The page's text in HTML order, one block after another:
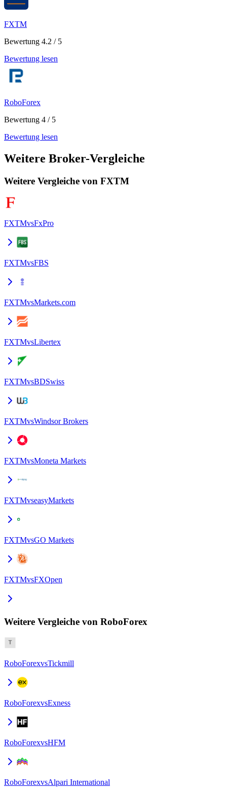
FXTM
Bewertung 4.2 / 5
Bewertung lesen
RoboForex
Bewertung 4 / 5
Bewertung lesen
Weitere Broker-Vergleiche
Weitere Vergleiche von FXTM
FXTMvsFxPro
FXTMvsFBS
FXTMvsMarkets.com
FXTMvsLibertex
FXTMvsBDSwiss
FXTMvsWindsor Brokers
FXTMvsMoneta Markets
FXTMvseasyMarkets
FXTMvsGO Markets
FXTMvsFXOpen
Weitere Vergleiche von RoboForex
RoboForexvsTickmill
RoboForexvsExness
RoboForexvsHFM
RoboForexvsAlpari International